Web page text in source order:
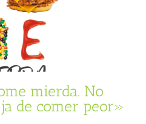
mierda. No
de comer peor»